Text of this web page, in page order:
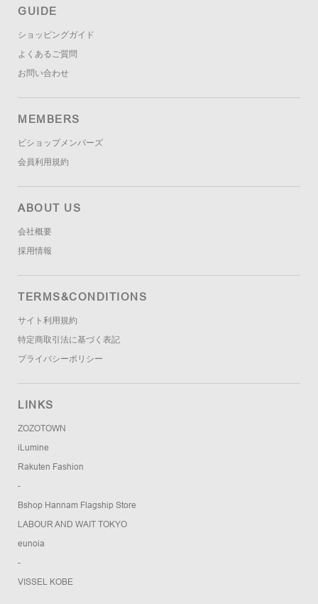
GUIDE
ショッピングガイド
よくあるご質問
お問い合わせ
MEMBERS
ビショップメンバーズ
会員利用規約
ABOUT US
会社概要
採用情報
TERMS&CONDITIONS
サイト利用規約
特定商取引法に基づく表記
プライバシーポリシー
LINKS
ZOZOTOWN
iLumine
Rakuten Fashion
-
Bshop Hannam Flagship Store
LABOUR AND WAIT TOKYO
eunoia
-
VISSEL KOBE